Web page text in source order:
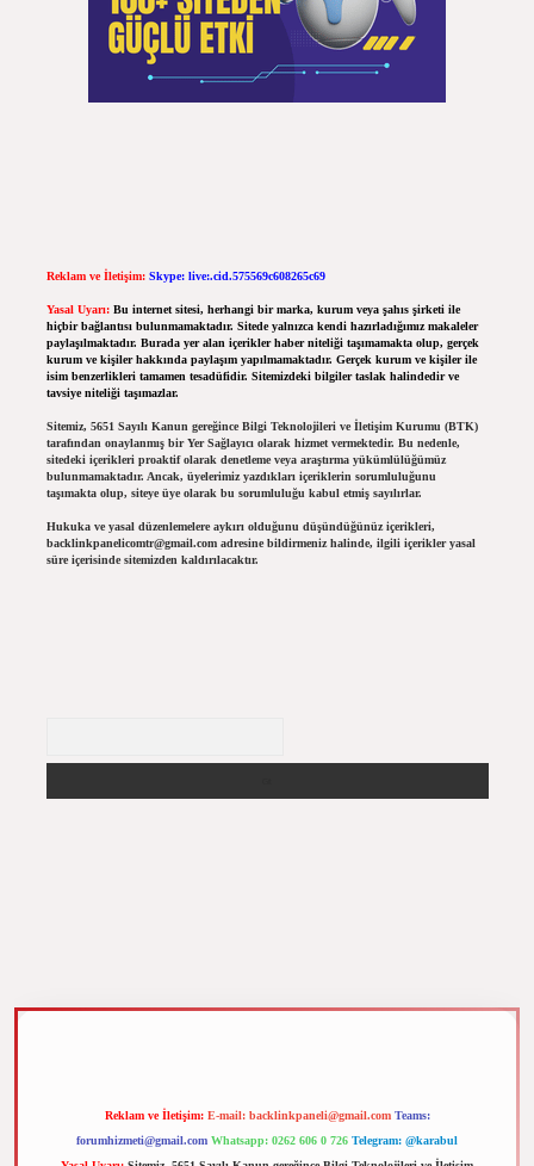
Reklam ve İletişim: Skype: live:.cid.575569c608265c69
Yasal Uyarı: Bu internet sitesi, herhangi bir marka, kurum veya şahıs şirketi ile
hiçbir bağlantısı bulunmamaktadır. Sitede yalnızca kendi hazırladığımız makaleler
paylaşılmaktadır. Burada yer alan içerikler haber niteliği taşımamakta olup, gerçek
kurum ve kişiler hakkında paylaşım yapılmamaktadır. Gerçek kurum ve kişiler ile
isim benzerlikleri tamamen tesadüfidir. Sitemizdeki bilgiler taslak halindedir ve
tavsiye niteliği taşımazlar.
Sitemiz, 5651 Sayılı Kanun gereğince Bilgi Teknolojileri ve İletişim Kurumu (BTK)
tarafından onaylanmış bir Yer Sağlayıcı olarak hizmet vermektedir. Bu nedenle,
sitedeki içerikleri proaktif olarak denetleme veya araştırma yükümlülüğümüz
bulunmamaktadır. Ancak, üyelerimiz yazdıkları içeriklerin sorumluluğunu
taşımakta olup, siteye üye olarak bu sorumluluğu kabul etmiş sayılırlar.
Hukuka ve yasal düzenlemelere aykırı olduğunu düşündüğünüz içerikleri,
backlinkpanelicomtr@gmail.comadresine bildirmeniz halinde, ilgili içerikler yasal
süre içerisinde sitemizden kaldırılacaktır.
Reklam ve İletişim: E-mail: backlinkpaneli@gmail.com Teams:
forumhizmeti@gmail.com Whatsapp: 0262 606 0 726 Telegram: @karabul